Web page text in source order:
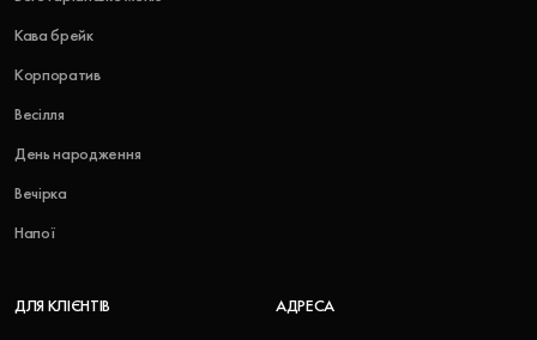
Кава брейк
Корпоратив
Весілля
День народження
Вечірка
Напої
ДЛЯ КЛІЄНТІВ АДРЕСА